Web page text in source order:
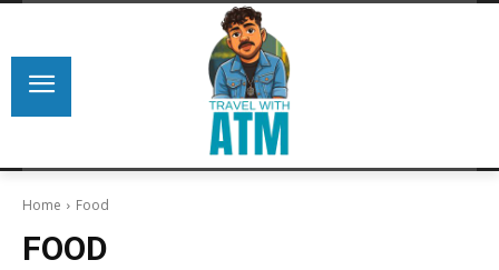
Home Food
FOOD